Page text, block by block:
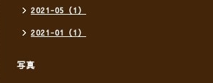
2021-05（1）
2021-01（1）
写真